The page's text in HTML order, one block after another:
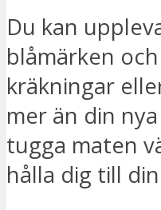
Du kan
blåmärken
kräkningar
mer än din
tugga maten
hålla dig till